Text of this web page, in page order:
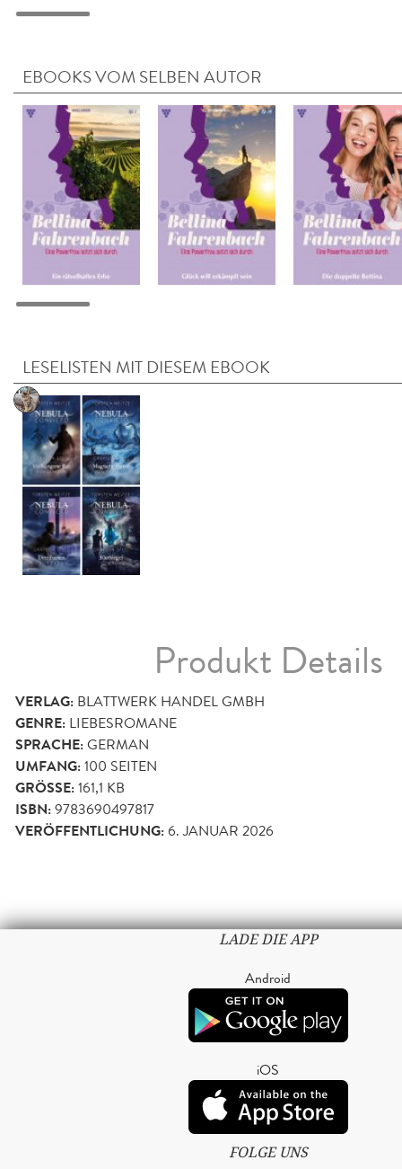
EBOOKS VOM SELBEN AUTOR
LESELISTEN MIT DIESEM EBOOK
Produkt Details
VERLAG: BLATTWERK HANDEL GMBH
GENRE: LIEBESROMANE
SPRACHE:GERMAN
UMFANG:100 SEITEN
GRÖSSE: 161,1 KB
ISBN:9783690497817
VERÖFFENTLICHUNG:6. JANUAR 2026
LADE DIE APP
Android
iOS
FOLGE UNS